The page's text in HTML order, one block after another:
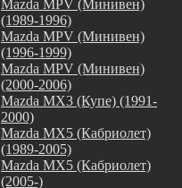
Mazda MPV (Минивен)
(1989-1996)
Mazda MPV (Минивен)
(1996-1999)
Mazda MPV (Минивен)
(2000-2006)
Mazda MX3 (Купе) (1991-
2000)
Mazda MX5 (Кабриолет)
(1989-2005)
Mazda MX5 (Кабриолет)
(2005-)